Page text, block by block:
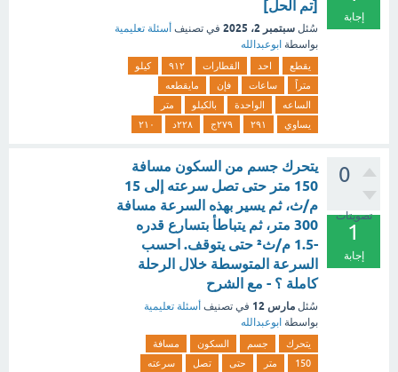
إجابة
[تم الحل]
سُئل سبتمبر 2، 2025 في تصنيف أسئلة تعليمية
بواسطة ابوعبدالله
يقطع احد القطارات ٩١٢
كيلو
متراً
ساعات فإن
مايقطعه
الساعه
الواحدة بالكيلو
متر
يساوي
٢٩١ ٢٧٩ج ٢٢٨د ٢١٠
0
تصويتات
1
إجابة
يتحرك جسم من السكون مسافة
150 متر حتى تصل سرعته إلى 15
م/ث، ثم يسير بهذه السرعة مسافة
300 متر، ثم يتباطأ بتسارع قدره
-1.5 م/ث² حتى يتوقف. احسب
السرعة المتوسطة خلال الرحلة
كاملة ؟ - مع الشرح
سُئل مارس 12 في تصنيف أسئلة تعليمية
بواسطة ابوعبدالله
يتحرك جسم السكون
مسافة
150
متر حتى تصل
سرعته